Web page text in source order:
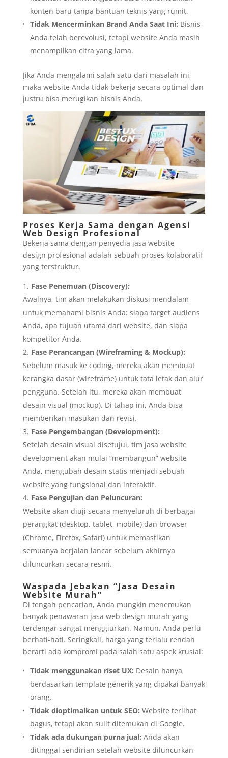
konten baru tanpa bantuan teknis yang rumit.
Tidak Mencerminkan Brand Anda Saat Ini: Bisnis
Anda telah berevolusi, tetapi website Anda masih
menampilkan citra yang lama.
Jika Anda mengalami salah satu dari masalah ini,
maka website Anda tidak bekerja secara optimal dan
justru bisa merugikan bisnis Anda.
Proses Kerja Sama dengan Agensi
Web Design Profesional
Bekerja sama dengan penyedia jasa website
design profesional adalah sebuah proses kolaboratif
yang terstruktur.
Fase Penemuan (Discovery):
Awalnya, tim akan melakukan diskusi mendalam
untuk memahami bisnis Anda: siapa target audiens
Anda, apa tujuan utama dari website, dan siapa
kompetitor Anda.
Fase Perancangan (Wireframing & Mockup):
Sebelum masuk ke coding, mereka akan membuat
kerangka dasar (wireframe) untuk tata letak dan alur
pengguna. Setelah itu, mereka akan membuat
desain visual (mockup). Di tahap ini, Anda bisa
memberikan masukan dan revisi.
Fase Pengembangan (Development):
Setelah desain visual disetujui, tim jasa website
development akan mulai “membangun” website
Anda, mengubah desain statis menjadi sebuah
website yang fungsional dan interaktif.
Fase Pengujian dan Peluncuran:
Website akan diuji secara menyeluruh di berbagai
perangkat (desktop, tablet, mobile) dan browser
(Chrome, Firefox, Safari) untuk memastikan
semuanya berjalan lancar sebelum akhirnya
diluncurkan secara resmi.
Waspada Jebakan “Jasa Desain
Website Murah”
Di tengah pencarian, Anda mungkin menemukan
banyak penawaran jasa web design murah yang
terdengar sangat menggiurkan. Namun, Anda perlu
berhati-hati. Seringkali, harga yang terlalu rendah
berarti ada kompromi pada salah satu aspek krusial:
Tidak menggunakan riset UX: Desain hanya
berdasarkan template generik yang dipakai banyak
orang.
Tidak dioptimalkan untuk SEO: Website terlihat
bagus, tetapi akan sulit ditemukan di Google.
Tidak ada dukungan purna jual: Anda akan
ditinggal sendirian setelah website diluncurkan